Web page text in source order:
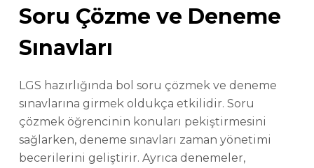
Soru Çözme ve Deneme
Sınavları
LGS hazırlığında bol soru çözmek ve deneme
sınavlarına girmek oldukça etkilidir. Soru
çözmek öğrencinin konuları pekiştirmesini
sağlarken, deneme sınavları zaman yönetimi
becerilerini geliştirir. Ayrıca denemeler,